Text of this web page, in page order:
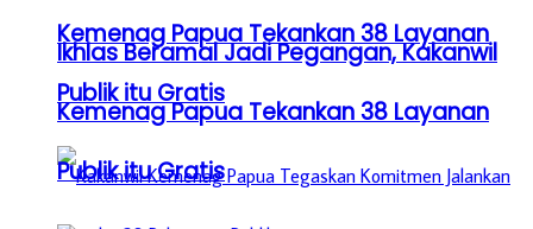
Kemenag Papua Tekankan 38 Layanan
Publik itu Gratis
Ikhlas Beramal Jadi Pegangan, Kakanwil
Kemenag Papua Tekankan 38 Layanan
Publik itu Gratis